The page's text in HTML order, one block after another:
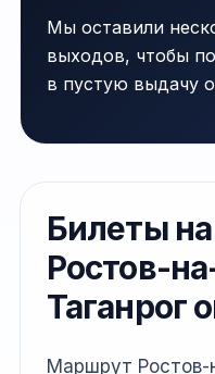
Мы оставили
выходов, чтобы
в пустую выдачу
Билеты
Ростов-
Таганрог
Маршрут